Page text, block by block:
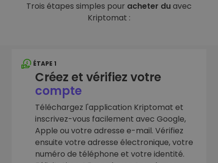
Trois étapes simples pour acheter duavec
Kriptomat :
ÉTAPE 1
Créez et vérifiez votre
compte
Téléchargez l'application Kriptomat et
inscrivez-vous facilement avec Google,
Apple ou votre adresse e-mail. Vérifiez
ensuite votre adresse électronique, votre
numéro de téléphone et votre identité.